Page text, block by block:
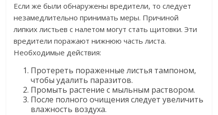
Если же были обнаружены вредители, то следует
незамедлительно принимать меры. Причиной
липких листьев с налетом могут стать щитовки. Эти
вредители поражают нижнюю часть листа.
Необходимые действия:
Протереть пораженные листья тампоном,
чтобы удалить паразитов.
Промыть растение с мыльным раствором.
После полного очищения следует увеличить
влажность воздуха.